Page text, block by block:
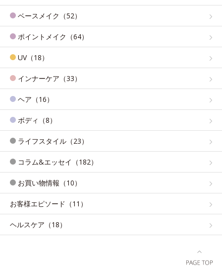
ベースメイク（52）
ポイントメイク（64）
UV（18）
インナーケア（33）
ヘア（16）
ボディ（8）
ライフスタイル（23）
コラム&エッセイ（182）
お買い物情報（10）
お客様エピソード（11）
ヘルスケア（18）